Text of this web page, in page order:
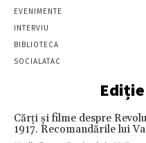
EVENIMENTE
INTERVIU
BIBLIOTECA
SOCIALATAC
Cărţi şi filme despre
1917. Recomandările lui